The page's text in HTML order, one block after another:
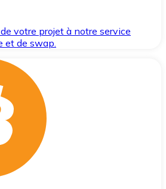
votre projet à notre service
et de swap.